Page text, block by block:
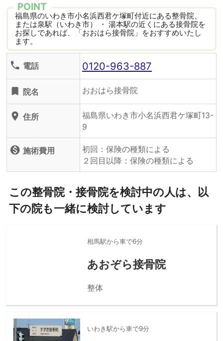
POINT
福島県のいわき市小名浜西君ケ塚町付近にある整骨院、
または泉駅（いわき市） ・ 湯本駅の近くにある接骨院を
お探しであれば、「おおはら接骨院」をおすすめいたし
ます。
phone 電話 0120-963-887
turned_in 院名 おおはら接骨院
location_on 住所
福島県いわき市小名浜西君ケ塚町13-
9
monetization_on 施術費用
初回：保険の種類による
２回目以降：保険の種類による
この整骨院・接骨院を検討中の人は、以
下の院も一緒に検討しています
相馬駅から車で6分
あおぞら接骨院
整体
いわき駅から車で9分